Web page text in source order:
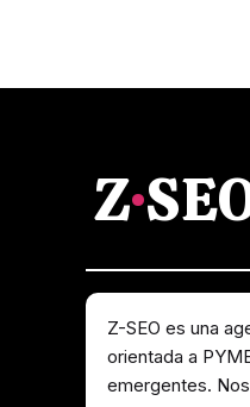
Z·
Z-SEO es una
orientada a
emergentes.